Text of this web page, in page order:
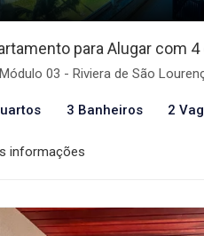
para Alugar com
Módulo 03 - Riviera de São
3 Banheiros 2
informações